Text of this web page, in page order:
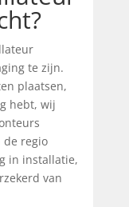
te zijn.
plaatsen,
hebt, wij
de regio
in installatie,
van